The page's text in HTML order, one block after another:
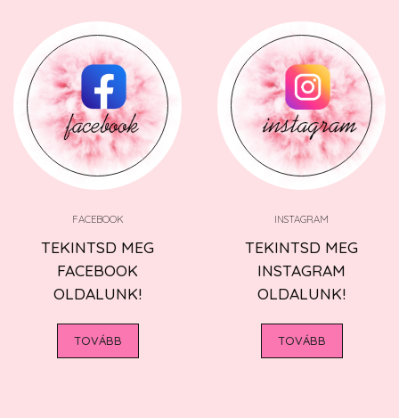
FACEBOOK
TEKINTSD MEG
FACEBOOK
OLDALUNK!
TOVÁBB
INSTAGRAM
TEKINTSD MEG
INSTAGRAM
OLDALUNK!
TOVÁBB